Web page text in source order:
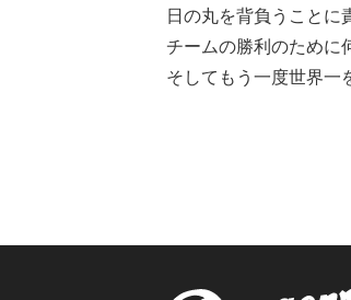
日の丸を背負うことに
チームの勝利のために
そしてもう一度世界一